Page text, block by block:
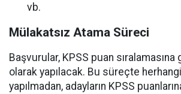
vb.
Mülakatsız Atama Süreci
Başvurular, KPSS puan sıralamasına
olarak yapılacak. Bu süreçte
yapılmadan, adayların KPSS